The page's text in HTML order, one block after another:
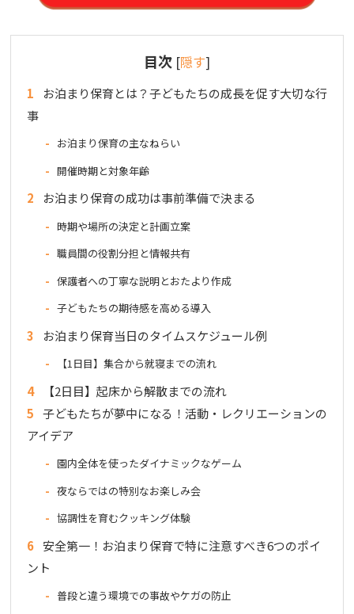
目次 [隠す]
1
お泊まり保育とは？子どもたちの成長を促す大切な行
事
お泊まり保育の主なねらい
開催時期と対象年齢
2 お泊まり保育の成功は事前準備で決まる
時期や場所の決定と計画立案
職員間の役割分担と情報共有
保護者への丁寧な説明とおたより作成
子どもたちの期待感を高める導入
3 お泊まり保育当日のタイムスケジュール例
【1日目】集合から就寝までの流れ
4
【2日目】起床から解散までの流れ
5 子どもたちが夢中になる！活動・レクリエーションの
アイデア
園内全体を使ったダイナミックなゲーム
夜ならではの特別なお楽しみ会
協調性を育むクッキング体験
6 安全第一！お泊まり保育で特に注意すべき6つのポイ
ント
普段と違う環境での事故やケガの防止